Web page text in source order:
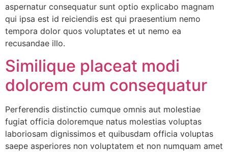
aspernatur consequatur sunt optio explicabo magnam
qui ipsa est id reiciendis est qui praesentium nemo
tempora dolor quos voluptates et ut nemo ea
recusandae illo.
Similique placeat modi
dolorem cum consequatur
Perferendis distinctio cumque omnis aut molestiae
fugiat officia doloremque natus molestias voluptas
laboriosam dignissimos et quibusdam officia voluptas
saepe asperiores non voluptatem et non numquam amet